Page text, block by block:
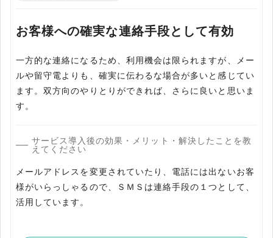
お客様への確実な連絡手段として有効
一方的な連絡になるため、利用機会は限られますが、メー
ルや留守電よりも、確実に伝わるな場合が多いと感じてい
ます。双方向のやりとりができれば、さらに良いと思いま
す。
サービス導入後の効果・メリット・解決したことを教
えてください
メールアドレスを変更されていたり、電話には出ないお客
様がいらっしゃるので、ＳＭＳは連絡手段の１つとして、
活用しています。